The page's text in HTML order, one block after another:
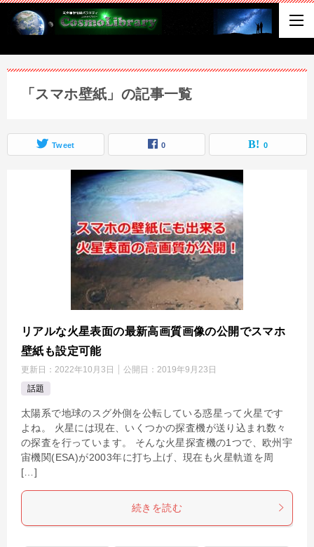
「スマホ壁紙」の記事一覧
Tweet 0 0
リアルな火星表面の最新高画質画像の公開でスマホ
壁紙も設定可能
更新日： 2022年10月3日 公開日： 2019年9月23日
話題
太陽系で地球のスグ外側を公転している惑星って火星です
よね。 火星には現在、いくつかの探査機が送り込まれ数々
の探査を行っています。 そんな火星探査機の1つで、欧州宇
宙機関(ESA)が2003年に打ち上げ、現在も火星軌道を周
[…]
続きを読む